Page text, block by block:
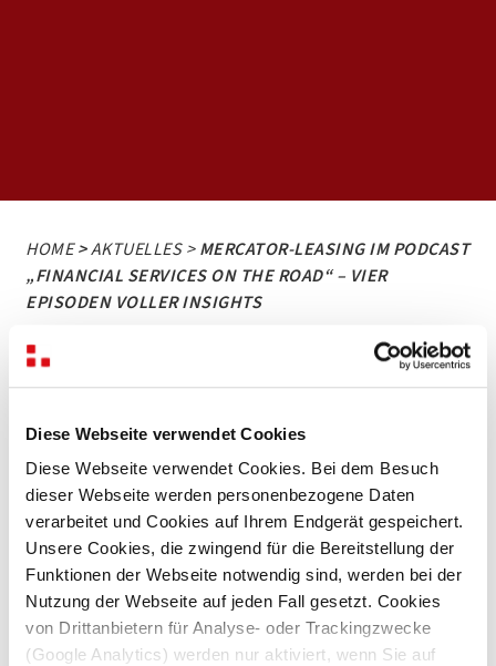
Diese Webseite verwendet Cookies
Diese Webseite verwendet Cookies. Bei dem Besuch
dieser Webseite werden personenbezogene Daten
verarbeitet und Cookies auf Ihrem Endgerät gespeichert.
Unsere Cookies, die zwingend für die Bereitstellung der
Funktionen der Webseite notwendig sind, werden bei der
Nutzung der Webseite auf jeden Fall gesetzt. Cookies
von Drittanbietern für Analyse- oder Trackingzwecke
(Google Analytics) werden nur aktiviert, wenn Sie auf
HOME>AKTUELLES >MERCATOR-LEASING IM PODCAST
„FINANCIAL SERVICES ON THE ROAD“ – VIER
EPISODEN VOLLER INSIGHTS
Mercator-Leasing im Podcast
„Financial Services on the Road“ –
Vier Episoden voller Insights